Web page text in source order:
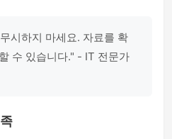
시하지 마세요. 자료를 확
수 있습니다." - IT 전문가